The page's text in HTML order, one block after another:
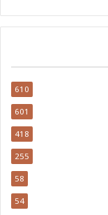
610
601
418
255
58
54